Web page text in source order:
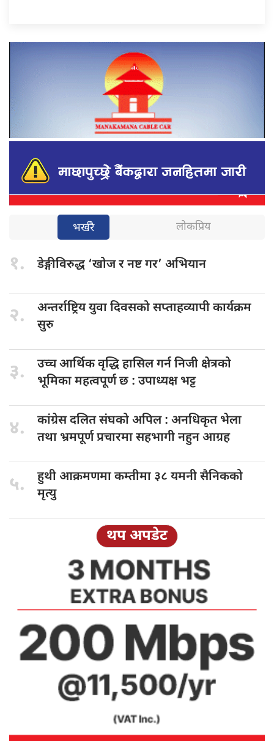
भर्खरै लोकप्रिय
१. डेङ्गीविरुद्ध ‘खोजर नष्ट गर’ अभियान
२. अन्तर्राष्ट्रिय युवादिवसको सप्ताहव्यापी कार्यक्रम
सुरु
३. उच्च आर्थिकवृद्धि हासिल गर्न निजी क्षेत्रको
भूमिका महत्वपूर्ण छ : उपाध्यक्ष भट्ट
४. कांग्रेस दलितसंघको अपिल : अनधिकृत भेला
तथा भ्रमपूर्ण प्रचारमा सहभागी नहुन आग्रह
५. हुथी आक्रमणमाकम्तीमा ३८ यमनी सैनिकको
मृत्यु
थप अपडेट